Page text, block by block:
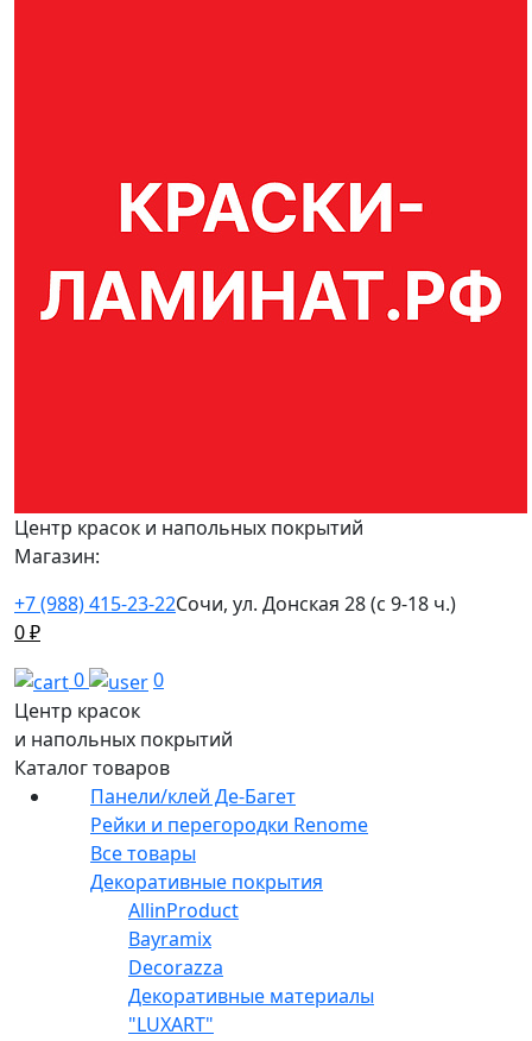
Центр красок и напольных покрытий
Магазин:
+7 (988) 415-23-22Сочи, ул. Донская 28 (с 9-18 ч.)
0₽
0
0
Центр красок
и напольных покрытий
Каталог товаров
Панели/клей Де-Багет
Рейки и перегородки Renome
Все товары
Декоративные покрытия
AllinProduct
Bayramix
Decorazza
Декоративные материалы
"LUXART"